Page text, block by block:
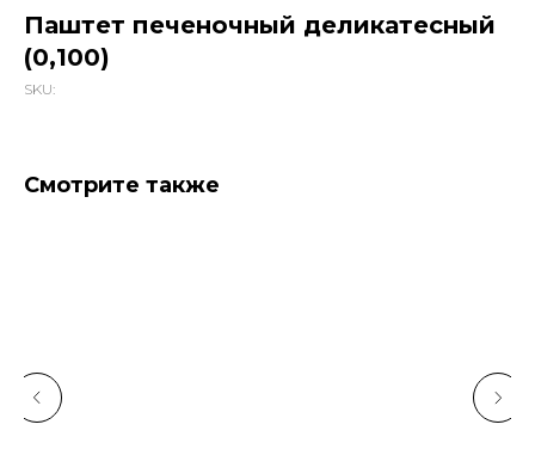
Паштет печеночный деликатесный
(0,100)
SKU:
Смотрите также